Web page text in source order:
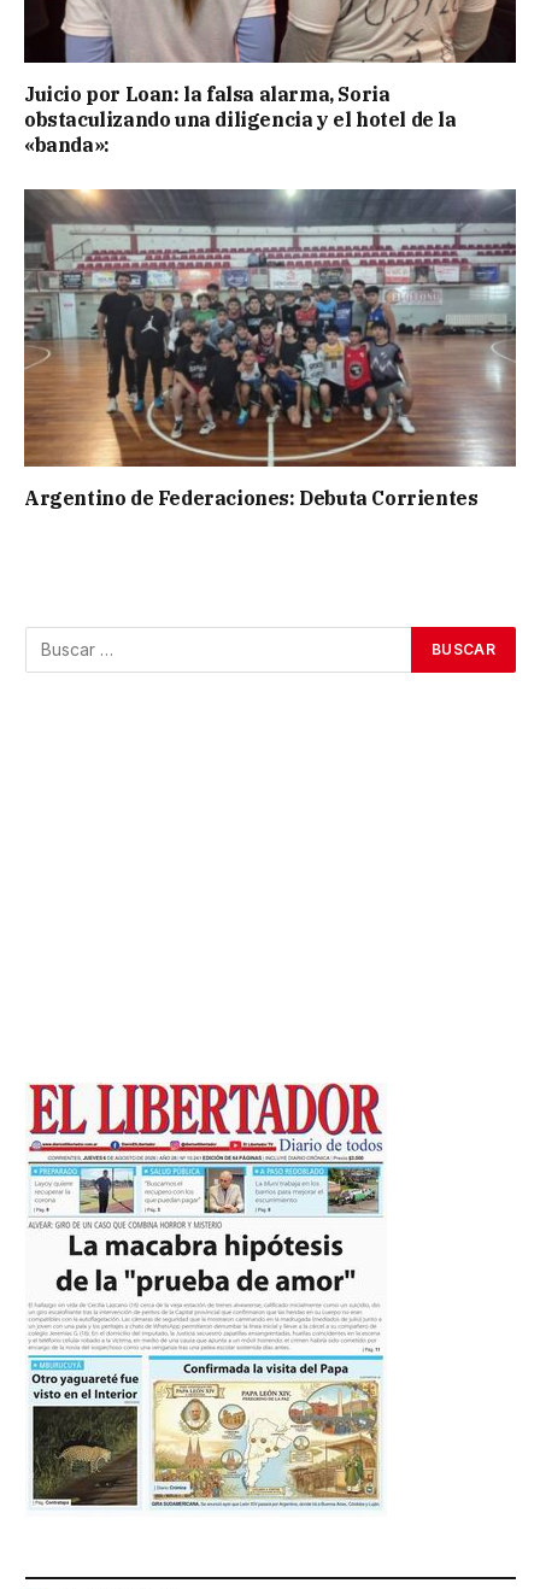
Juicio por Loan: la falsa alarma, Soria
obstaculizando una diligencia y el hotel de la
«banda»:
Argentino de Federaciones: Debuta Corrientes